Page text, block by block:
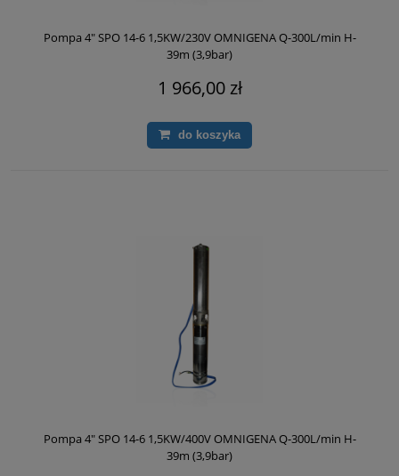
Pompa 4" SPO 14-6 1,5KW/230V OMNIGENA Q-300L/min H-
39m (3,9bar)
1 966,00 zł
do koszyka
Pompa 4" SPO 14-6 1,5KW/400V OMNIGENA Q-300L/min H-
39m (3,9bar)